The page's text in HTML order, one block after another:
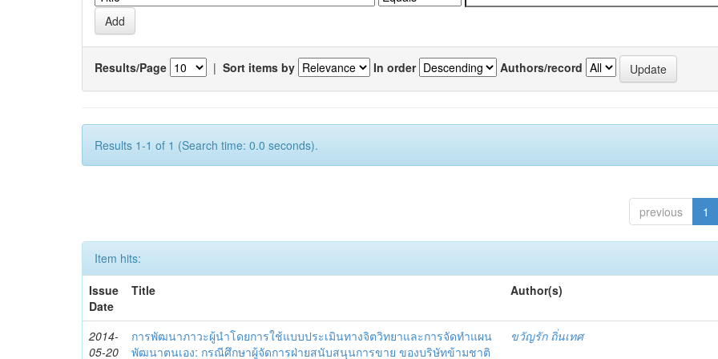
Results/Page | Sort items by In order Authors/record
Results 1-1 of 1 (Search time: 0.0 seconds).
previous 1
Item hits:
Issue
Date
Title Author(s)
2014-
05-20
การพัฒนาภาวะผู้นำโดยการใช้แบบประเมินทางจิตวิทยาและการจัดทำแผน
พัฒนาตนเอง: กรณีศึกษาผู้จัดการฝ่ายสนับสนุนการขาย ของบริษัทข้ามชาติ
ขวัญรัก ถิ่นเทศ